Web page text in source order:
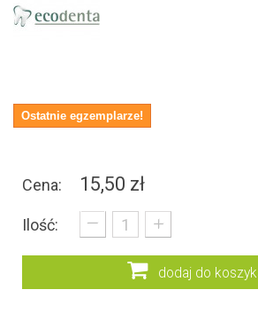
Ostatnie egzemplarze!
Cena: 15,50 zł
Ilość:
_ +
dodaj do